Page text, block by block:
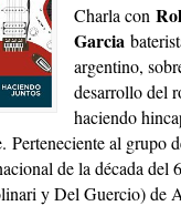
Charla con
Garcia
argentino,
desarrollo del
haciendo
Perteneciente al grupo
de la década del
y Del Guercio) de